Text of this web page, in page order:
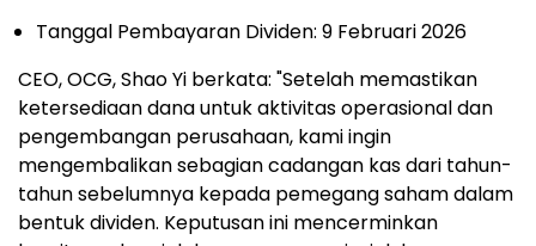
Tanggal Pembayaran Dividen: 9 Februari 2026
CEO, OCG, Shao Yi berkata: "Setelah memastikan
ketersediaan dana untuk aktivitas operasional dan
pengembangan perusahaan, kami ingin
mengembalikan sebagian cadangan kas dari tahun-
tahun sebelumnya kepada pemegang saham dalam
bentuk dividen. Keputusan ini mencerminkan